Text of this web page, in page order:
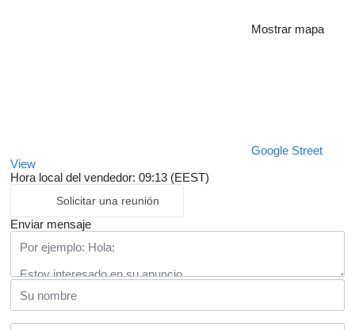
Mostrar mapa
Google Street
View
Hora local del vendedor: 09:13 (EEST)
Solicitar una reunión
Enviar mensaje